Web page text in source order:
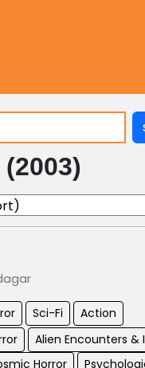
Sci-Fi Action
Alien Encounters &
Horror